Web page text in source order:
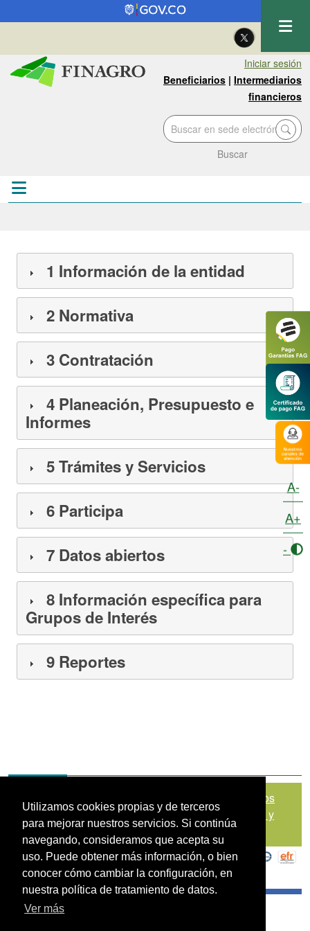
Utilizamos cookies propias y de terceros
para mejorar nuestros servicios. Si continúa
navegando, consideramos que acepta su
uso. Puede obtener más información, o bien
conocer cómo cambiar la configuración, en
nuestra política de tratamiento de datos.
Ver más
Pasar al contenido principal
| Eng
Iniciar sesión
Beneficiarios | Intermediarios
financieros
Buscar
1 Información de la entidad
2 Normativa
3 Contratación
4 Planeación, Presupuesto e
Informes
5 Trámites y Servicios
6 Participa
7 Datos abiertos
8 Información específica para
Grupos de Interés
9 Reportes
Política de Tratamiento de Datos
Personales|Políticas de Seguridad, Términos y
Condiciones de Uso
A-
A+
-